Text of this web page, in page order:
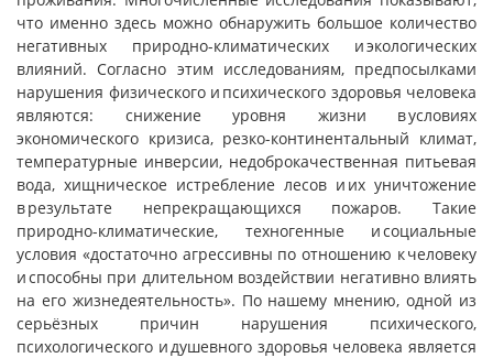
что именно здесь можно обнаружить большое количество
негативных природно-климатических и экологических
влияний. Согласно этим исследованиям, предпосылками
нарушения физического и психического здоровья человека
являются: снижение уровня жизни в условиях
экономического кризиса, резко-континентальный климат,
температурные инверсии, недоброкачественная питьевая
вода, хищническое истребление лесов и их уничтожение
в результате непрекращающихся пожаров. Такие
природно-климатические, техногенные и социальные
условия «достаточно агрессивны по отношению к человеку
и способны при длительном воздействии негативно влиять
на его жизнедеятельность». По нашему мнению, одной из
серьёзных причин нарушения психического,
психологического и душевного здоровья человека является